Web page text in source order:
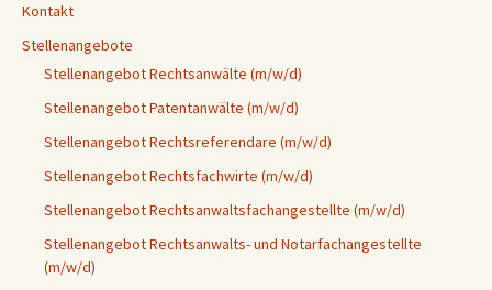
Kontakt
Stellenangebote
Stellenangebot Rechtsanwälte (m/w/d)
Stellenangebot Patentanwälte (m/w/d)
Stellenangebot Rechtsreferendare (m/w/d)
Stellenangebot Rechtsfachwirte (m/w/d)
Stellenangebot Rechtsanwaltsfachangestellte (m/w/d)
Stellenangebot Rechtsanwalts- und Notarfachangestellte
(m/w/d)